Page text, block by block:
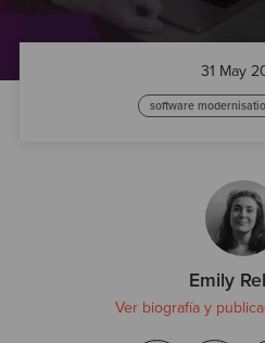
Test
31 May
software
Emily
Ver biografía y